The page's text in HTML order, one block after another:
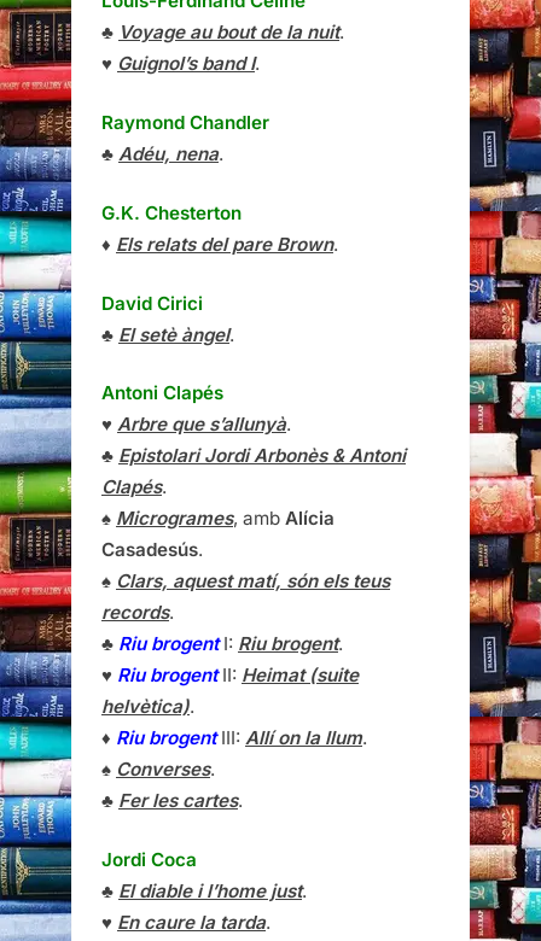
♣ Voyage au bout de la nuit.
♥ Guignol’s band I.
Raymond Chandler
♣ Adéu, nena.
G.K. Chesterton
♦ Els relats del pare Brown.
David Cirici
♣ El setè àngel.
Antoni Clapés
♥ Arbre que s’allunyà.
♣ Epistolari Jordi Arbonès & Antoni
Clapés.
♠ Microgrames, amb Alícia
Casadesús.
♠ Clars, aquest matí, són els teus
records.
♣ Riu brogentI: Riu brogent.
♥ Riu brogentII: Heimat (suite
helvètica).
♦ Riu brogentIII: Allí on la llum.
♠ Converses.
♣ Fer les cartes.
Jordi Coca
♣ El diable i l’home just.
♥ En caure la tarda.